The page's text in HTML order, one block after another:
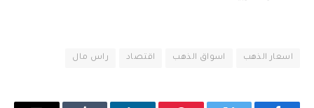
اسعار الذهب اسواق الذهب اقتصاد راس مال